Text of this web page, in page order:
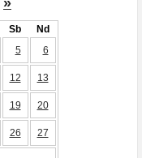
»
Sb
Nd
5 6
12 13
19 20
26 27